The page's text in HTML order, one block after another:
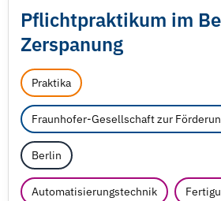
Pflichtpraktikum im
Zerspanung
Praktika
Berlin
Automatisierungstechnik